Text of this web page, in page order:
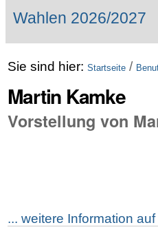
Wahlen 2026/2027
Sie sind hier: Startseite /
Martin Kamke
Vorstellung von
... weitere Information